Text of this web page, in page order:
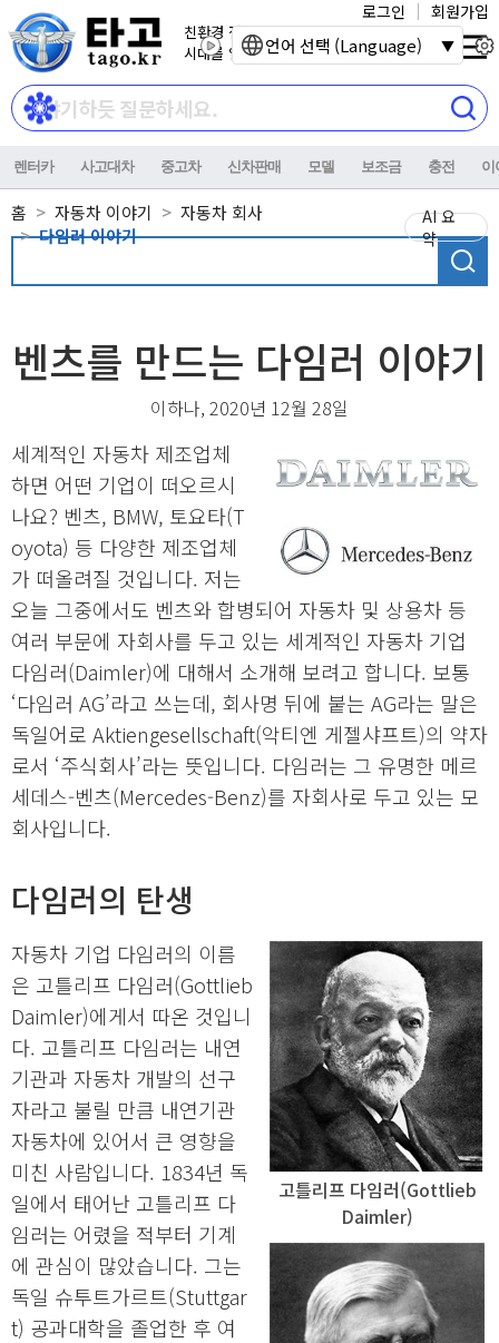
친환경 전기자동차
시대를 열어갑니다.
로그인 회원가입
렌터카 사고대차 중고차 신차판매 모델 보조금 충전 이
홈 자동차 이야기
자동차 회사
다임러 이야기
AI 요
약
벤츠를 만드는 다임러 이야기
이하나, 2020년 12월 28일
세계적인 자동차 제조업체
하면 어떤 기업이 떠오르시
나요? 벤츠, BMW, 토요타(T
oyota) 등 다양한 제조업체
가 떠올려질 것입니다. 저는
오늘 그중에서도 벤츠와 합병되어 자동차 및 상용차 등
여러 부문에 자회사를 두고 있는 세계적인 자동차 기업
다임러(Daimler)에 대해서 소개해 보려고 합니다. 보통
‘다임러 AG’라고 쓰는데, 회사명 뒤에 붙는 AG라는 말은
독일어로 Aktiengesellschaft(악티엔 게젤샤프트)의 약자
로서 ‘주식회사’라는 뜻입니다. 다임러는 그 유명한 메르
세데스-벤츠(Mercedes-Benz)를 자회사로 두고 있는 모
회사입니다.
다임러의 탄생
고틀리프 다임러(Gottlieb
Daimler)
자동차 기업 다임러의 이름
은 고틀리프 다임러(Gottlieb
Daimler)에게서 따온 것입니
다. 고틀리프 다임러는 내연
기관과 자동차 개발의 선구
자라고 불릴 만큼 내연기관
자동차에 있어서 큰 영향을
미친 사람입니다. 1834년 독
일에서 태어난 고틀리프 다
임러는 어렸을 적부터 기계
에 관심이 많았습니다. 그는
독일 슈투트가르트(Stuttgar
t) 공과대학을 졸업한 후 여
언어 선택 (Language)